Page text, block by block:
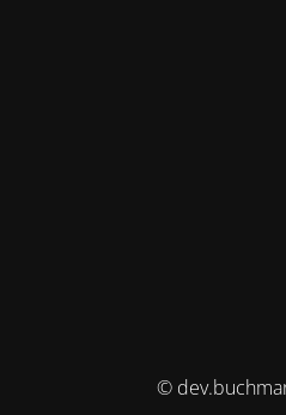
©